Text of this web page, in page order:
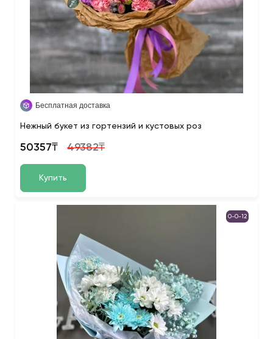
Бесплатная доставка
Нежный букет из гортензий и кустовых роз
50357₸ 49382₸
Купить
0-0-12